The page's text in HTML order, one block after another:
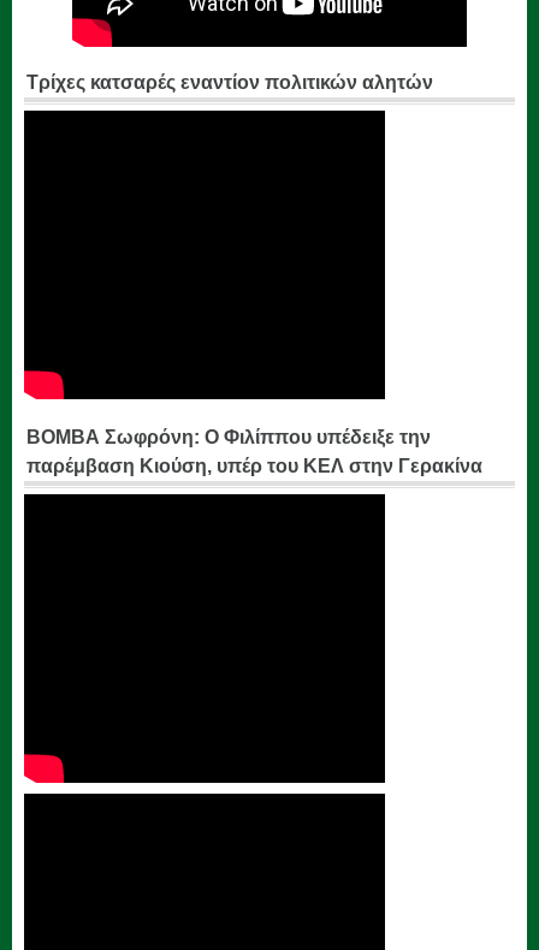
Τρίχες κατσαρές εναντίον πολιτικών αλητών
ΒΟΜΒΑ Σωφρόνη: Ο Φιλίππου υπέδειξε την
παρέμβαση Κιούση, υπέρ του ΚΕΛ στην Γερακίνα